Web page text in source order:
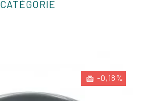
CATÉGORIE
-0,18%